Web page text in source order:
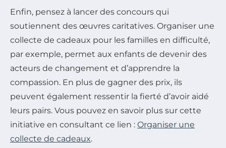
Enfin, pensez à lancer des concours qui
soutiennent des œuvres caritatives. Organiser une
collecte de cadeaux pour les familles en difficulté,
par exemple, permet aux enfants de devenir des
acteurs de changement et d’apprendre la
compassion. En plus de gagner des prix, ils
peuvent également ressentir la fierté d’avoir aidé
leurs pairs. Vous pouvez en savoir plus sur cette
initiative en consultant ce lien : Organiser une
collecte de cadeaux.